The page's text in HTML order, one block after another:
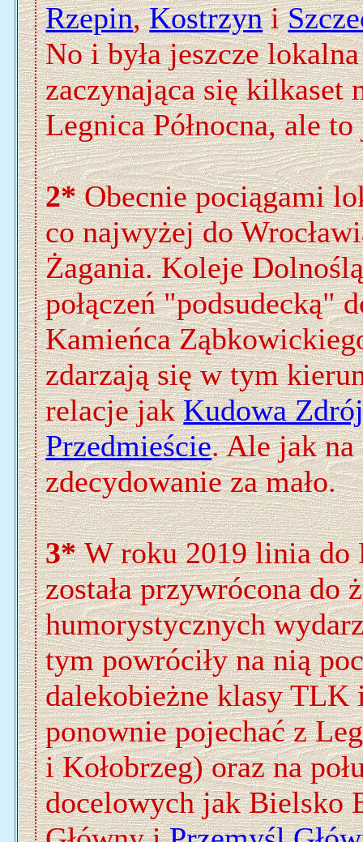
Rzepin,Kostrzyni
No i była jeszcze
zaczynająca się kilkaset
Legnica Północna, ale
2*Obecnie pociągami
co najwyżej do
Żagania. Koleje
połączeń "podsudecką"
Kamieńca
zdarzają się w tym
relacje jakKudowa
Przedmieście. Ale jak na
zdecydowanie za mało.
3*W roku 2019 linia do
została przywrócona do
humorystycznych
tym powróciły na nią
dalekobieżne klasy TLK
ponownie pojechać z
i Kołobrzeg) oraz na
docelowych jak Bielsko